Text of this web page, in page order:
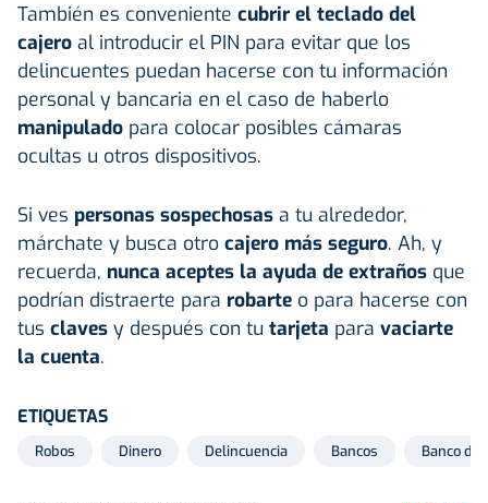
También es conveniente cubrir el teclado del
cajero al introducir el PIN para evitar que los
delincuentes puedan hacerse con tu información
personal y bancaria en el caso de haberlo
manipulado para colocar posibles cámaras
ocultas u otros dispositivos.
Si ves personas sospechosas a tu alrededor,
márchate y busca otro cajero más seguro. Ah, y
recuerda, nunca aceptes la ayuda de extraños que
podrían distraerte para robarte o para hacerse con
tus claves y después con tu tarjeta para vaciarte
la cuenta.
ETIQUETAS
Robos Dinero Delincuencia Bancos Banco de